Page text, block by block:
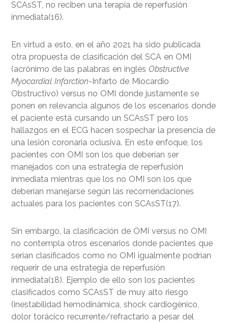
SCAsST, no reciben una terapia de reperfusión
inmediata(16).
En virtud a esto, en el año 2021 ha sido publicada
otra propuesta de clasificación del SCA en OMI
(acrónimo de las palabras en inglés Obstructive
Myocardial Infarction-Infarto de Miocardio
Obstructivo) versus no OMI donde justamente se
ponen en relevancia algunos de los escenarios donde
el paciente está cursando un SCAsST pero los
hallazgos en el ECG hacen sospechar la presencia de
una lesión coronaria oclusiva. En este enfoque, los
pacientes con OMI son los que deberían ser
manejados con una estrategia de reperfusión
inmediata mientras que los no OMI son los que
deberían manejarse según las recomendaciones
actuales para los pacientes con SCAsST(17).
Sin embargo, la clasificación de OMI versus no OMI
no contempla otros escenarios donde pacientes que
serían clasificados como no OMI igualmente podrían
requerir de una estrategia de reperfusión
inmediata(18). Ejemplo de ello son los pacientes
clasificados como SCAsST de muy alto riesgo
(inestabilidad hemodinámica, shock cardiogénico,
dolor torácico recurrente/refractario a pesar del